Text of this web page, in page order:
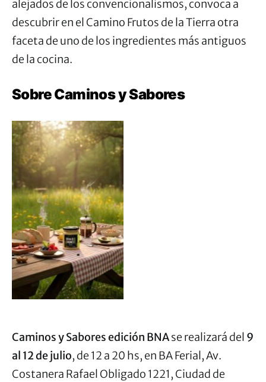
alejados de los convencionalismos, convoca a
descubrir en el Camino Frutos de la Tierra otra
faceta de uno de los ingredientes más antiguos
de la cocina.
Sobre Caminos y Sabores
Caminos y Sabores edición BNAse realizará del 9
al 12 de julio, de 12 a 20 hs, en BA Ferial, Av.
Costanera Rafael Obligado 1221, Ciudad de